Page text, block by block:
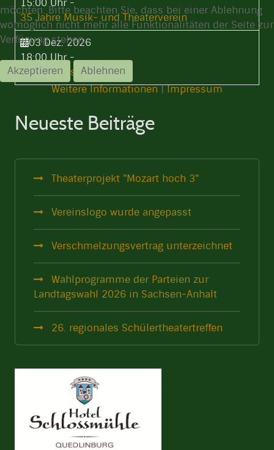
35 Jahre Musik- und Theaterverein
03 Dez. 2026
18:00 Uhr-
Weihnachtsfeier
Neueste Beiträge
Theaterprojekt "Mozart hoch 3"
Vereinslogo wurde angepasst
Verschmelzungsvertrag unterzeichnet
Wahlprogramme der Parteien zur
Landtagswahl 2026 in Sachsen-Anhalt
26. regionales Schülertheatertreffen
möchten. Bitte beachten Sie, dass bei einer Ablehnung
womöglich nicht mehr alle Funktionalitäten der Seite zur
Verfügung stehen.
Akzeptieren
Ablehnen
Weitere Informationen|Impressum